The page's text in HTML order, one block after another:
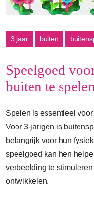
3 jaar buiten
Speelgoed
buiten te spelen
Spelen is essentieel
Voor 3-jarigen is
belangrijk voor hun
speelgoed kan hen
verbeelding te
ontwikkelen.